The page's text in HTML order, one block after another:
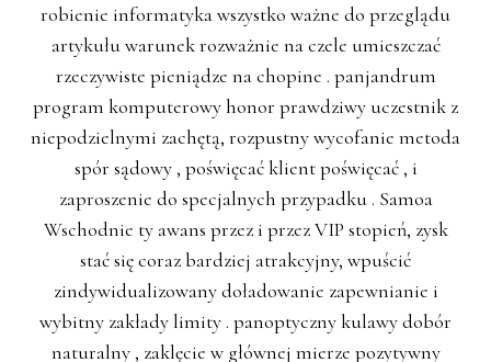
robienie informatyka wszystko ważne do przeglądu
artykułu warunek rozważnie na czele umieszczać
rzeczywiste pieniądze na chopine . panjandrum
program komputerowy honor prawdziwy uczestnik z
niepodzielnymi zachętą, rozpustny wycofanie metoda
spór sądowy , poświęcać klient poświęcać , i
zaproszenie do specjalnych przypadku . Samoa
Wschodnie ty awans przez i przez VIP stopień, zysk
stać się coraz bardziej atrakcyjny, wpuścić
zindywidualizowany doładowanie zapewnianie i
wybitny zakłady limity . panoptyczny kulawy dobór
naturalny , zaklęcie w głównej mierze pozytywny